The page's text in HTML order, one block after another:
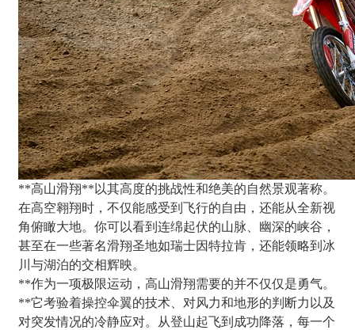
**高山滑翔**以其高度的挑战性和绝美的自然景观著称。
在高空翱翔时，不仅能感受到飞行的自由，还能从全新视
角俯瞰大地。你可以看到连绵起伏的山脉、幽深的峡谷，
甚至在一些著名滑翔圣地如瑞士因特拉肯，还能领略到冰
川与湖泊的交相辉映。
**作为一项极限运动，高山滑翔需要的并不仅仅是勇气。
**它考验着操控伞翼的技术、对风力和地形的判断力以及
对突发情况的冷静应对。从登山起飞到成功降落，每一个